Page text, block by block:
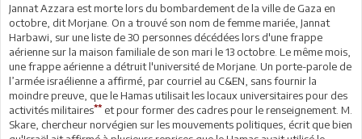
Jannat Azzara est morte lors du bombardement de la ville de Gaza en
octobre, dit Morjane. On a trouvé son nom de femme mariée, Jannat
Harbawi, sur une liste de 30 personnes décédées lors d'une frappe
aérienne sur la maison familiale de son mari le 13 octobre. Le même mois,
une frappe aérienne a détruit l'université de Morjane. Un porte-parole de
l’armée israélienne a affirmé, par courriel au C&EN, sans fournir la
moindre preuve, que le Hamas utilisait les locaux universitaires pour des
activités militaires** et pour former des cadres pour le renseignement. M.
Skare, chercheur norvégien sur les mouvements politiques, écrit que bien